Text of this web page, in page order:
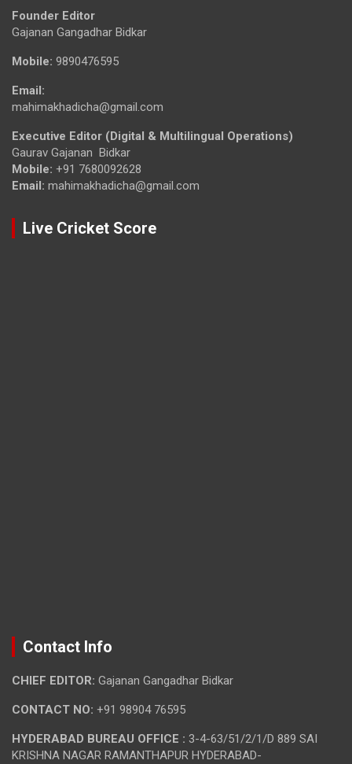
Founder Editor
Gajanan Gangadhar Bidkar
Mobile: 9890476595
Email:
mahimakhadicha@gmail.com
Executive Editor (Digital & Multilingual Operations)
Gaurav Gajanan Bidkar
Mobile: +91 7680092628
Email: mahimakhadicha@gmail.com
Live Cricket Score
Contact Info
CHIEF EDITOR: Gajanan Gangadhar Bidkar
CONTACT NO: +91 98904 76595
HYDERABAD BUREAU OFFICE : 3-4-63/51/2/1/D 889 SAI
KRISHNA NAGAR RAMANTHAPUR HYDERABAD-